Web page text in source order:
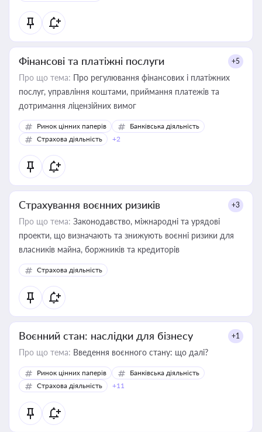
Фінансові та платіжні послуги +5
Про що тема: Про регулювання фінансових і платіжних
послуг, управління коштами, приймання платежів та
дотримання ліцензійних вимог
Ринок цінних паперів
Банківська діяльність
Страхова діяльність
+2
Страхування воєнних ризиків +3
Про що тема: Законодавство, міжнародні та урядові
проекти, що визначають та знижують воєнні ризики для
власників майна, боржників та кредиторів
Страхова діяльність
Воєнний стан: наслідки для бізнесу +1
Про що тема: Введення воєнного стану: що далі?
Ринок цінних паперів
Банківська діяльність
Страхова діяльність
+11